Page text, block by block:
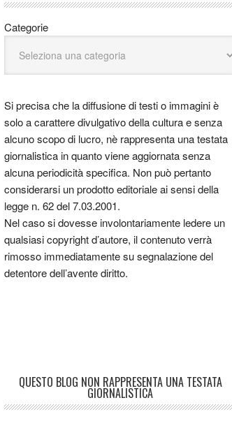
Categorie
Si precisa che la diffusione di testi o immagini è
solo a carattere divulgativo della cultura e senza
alcuno scopo di lucro, nè rappresenta una testata
giornalistica in quanto viene aggiornata senza
alcuna periodicità specifica. Non può pertanto
considerarsi un prodotto editoriale ai sensi della
legge n. 62 del 7.03.2001.
Nel caso si dovesse involontariamente ledere un
qualsiasi copyright d’autore, il contenuto verrà
rimosso immediatamente su segnalazione del
detentore dell’avente diritto.
QUESTO BLOG NON RAPPRESENTA UNA TESTATA
GIORNALISTICA